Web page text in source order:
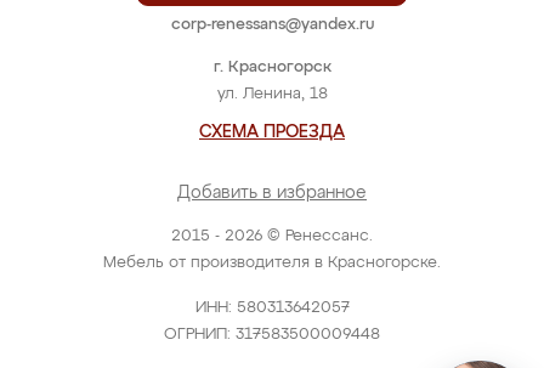
2015 - 2026 © Ренессанс.
Мебель от производителя в Красногорске.
ИНН: 580313642057
ОГРНИП: 317583500009448
г. Красногорск
ул. Ленина, 18
СХЕМА ПРОЕЗДА
Добавить в избранное
corp-renessans@yandex.ru